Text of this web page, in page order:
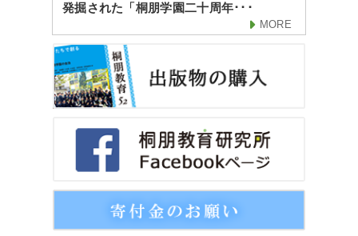
発掘された「桐朋学園二十周年･･･
MORE